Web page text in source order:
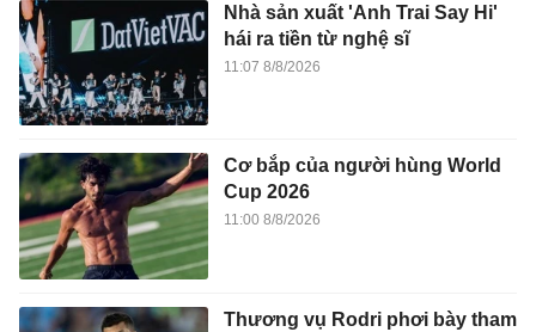
Nhà sản xuất 'Anh Trai Say Hi'
hái ra tiền từ nghệ sĩ
11:07 8/8/2026
Cơ bắp của người hùng World
Cup 2026
11:00 8/8/2026
Thương vụ Rodri phơi bày tham